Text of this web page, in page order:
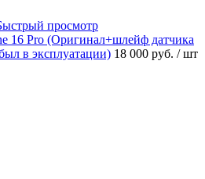
просмотр
16 Pro (Оригинал+шлейф датчика
в эксплуатации) 18 000 руб. / шт